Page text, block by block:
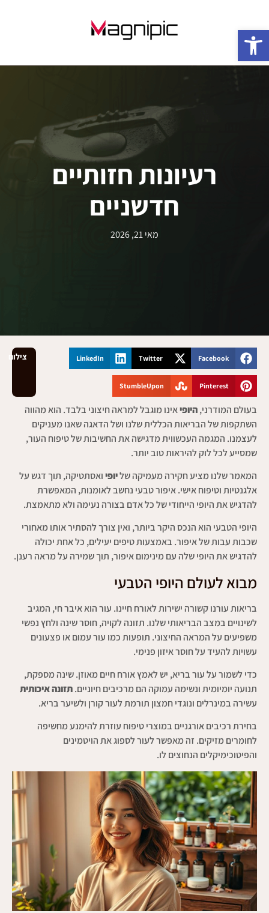
רעיונות חזותיים
חדשניים
מאי 21, 2026
Facebook
Twitter
LinkedIn
Pinterest
StumbleUpon
צילום
בעולם המודרני,היופיאינו מוגבל למראה חיצוני בלבד. הוא מהווה
השתקפות של הבריאות הכללית שלנו ושל הדאגה שאנו מעניקים
לעצמנו. המגמה העכשווית מדגישה את החשיבות של טיפוח העור,
שמסייע לכל לוק להיראות טוב יותר.
המאמר שלנו מציע חקירה מעמיקה שליופיואסתטיקה, תוך דגש על
אלגנטיות וטיפוח אישי. איפור טבעי נחשב לאומנות, המאפשרת
להדגיש את היופי הייחודי של כל אדם בצורה נעימה ולא מתאמצת.
היופי הטבעי הוא הנכס היקר ביותר, ואין צורך להסתיר אותו מאחורי
שכבות עבות של איפור. באמצעות טיפים יעילים, כל אחת יכולה
להדגיש את היופי שלה עם מינימום איפור, תוך שמירה על מראה רענן.
מבוא לעולם היופי הטבעי
בריאות עורנו קשורה ישירות לאורח חיינו. עור הוא איבר חי, המגיב
לשינויים במצב הבריאותי שלנו. תזונה לקויה, חוסר שינה ולחץ נפשי
משפיעים על המראה החיצוני. תופעות כמו עור עמום או פצעונים
עשויות להעיד על חוסר איזון פנימי.
כדי לשמור על עור בריא, יש לאמץ אורח חיים מאוזן. שינה מספקת,
תנועה יומיומית ונשימה עמוקה הם מרכיבים חיוניים.תזונה איכותית
עשירה במינרלים ונוגדי חמצון תורמת לעור קורן ולשיער בריא.
בחירת רכיבים אורגניים במוצרי טיפוח עוזרת להימנע מחשיפה
לחומרים מזיקים. זה מאפשר לעור לספוג את הויטמינים
והפיטוכימיקלים הנחוצים לו.
פתח סרגל נגישות